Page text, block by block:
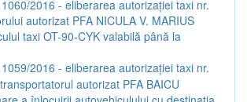
2016 - eliberarea autorizației taxi nr.
autorizat PFA NICULA V. MARIUS
taxi OT-90-CYK valabilă până la
2016 - eliberarea autorizației taxi nr.
autorizat PFA BAICU